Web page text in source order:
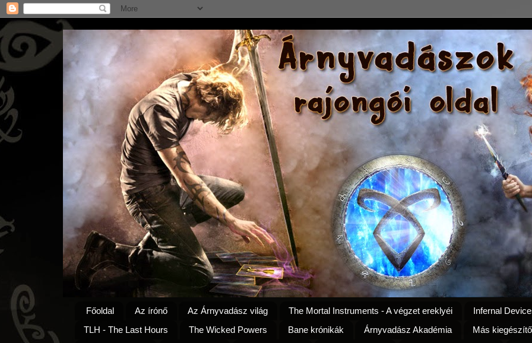
Főoldal Az írónő Az Árnyvadász világ The Mortal Instruments - A végzet ereklyéi
Infernal
TLH - The Last Hours
The Wicked Powers Bane krónikák Árnyvadász Akadémia
Más